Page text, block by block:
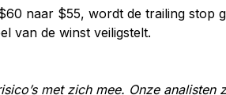
60 naar $55, wordt de trailing stop
van de winst veiligstelt.
met zich mee. Onze